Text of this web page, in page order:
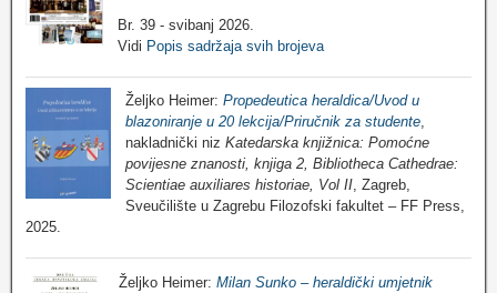
Br. 39 - svibanj 2026.
Vidi Popis sadržaja svih brojeva
Željko Heimer: Propedeutica heraldica/Uvod u
blazoniranje u 20 lekcija/Priručnik za studente,
nakladnički niz Katedarska knjižnica: Pomoćne
povijesne znanosti, knjiga 2, Bibliotheca Cathedrae:
Scientiae auxiliares historiae, Vol II, Zagreb,
Sveučilište u Zagrebu Filozofski fakultet – FF Press,
2025.
Željko Heimer: Milan Sunko – heraldički umjetnik